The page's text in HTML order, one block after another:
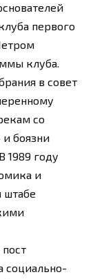
первого
клуба.
в совет
со
боязни
1989 году
и
штабе
социально-